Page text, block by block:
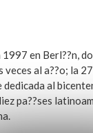
1997 en Berl??n,
al a??o; la
al
pa??ses